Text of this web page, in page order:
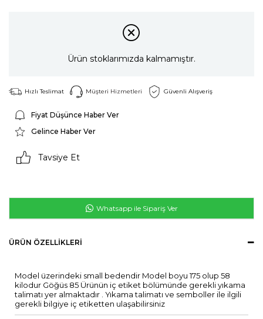
Ürün stoklarımızda kalmamıştır.
Hızlı Teslimat Müşteri Hizmetleri Güvenli Alışveriş
Fiyat Düşünce Haber Ver
Gelince Haber Ver
Tavsiye Et
Whatsapp ile Sipariş Ver
ÜRÜN ÖZELLIKLERI
Model üzerindeki small bedendir Model boyu 175 olup 58
kilodur Göğüs 85 Ürünün iç etiket bölümünde gerekli yıkama
talimatı yer almaktadır . Yıkama talimatı ve semboller ile ilgili
gerekli bilgiye iç etiketten ulaşabilirsiniz